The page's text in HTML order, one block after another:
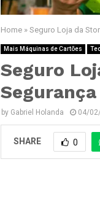
Home » Seguro Loja da
Mais Máquinas de Cartões
Seguro
by Gabriel Holanda 04/
SHARE 0